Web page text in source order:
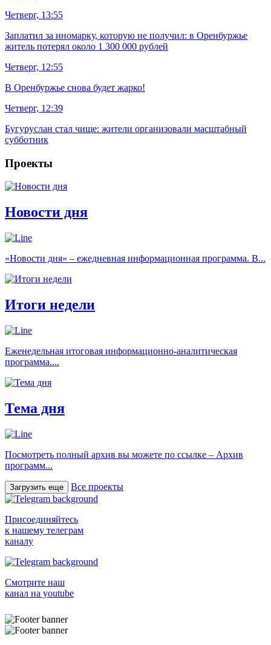
Четверг, 13:55
Заплатил за иномарку, которую не получил: в Оренбуржье
житель потерял около 1 300 000 рублей
Четверг, 12:55
В Оренбуржье снова будет жарко!
Четверг, 12:39
Бугуруслан стал чище: жители организовали масштабный
субботник
Проекты
Новости дня
«Новости дня» – ежедневная информационная программа. В...
Итоги недели
Еженедельная итоговая информационно-аналитическая
программа....
Тема дня
Посмотреть полный архив вы можете по ссылке – Архив
программ...
Загрузить еще Все проекты
Присоединяйтесь
к нашему телеграм
каналу
Смотрите наш
канал на youtube